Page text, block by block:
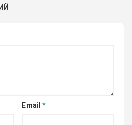
Email *